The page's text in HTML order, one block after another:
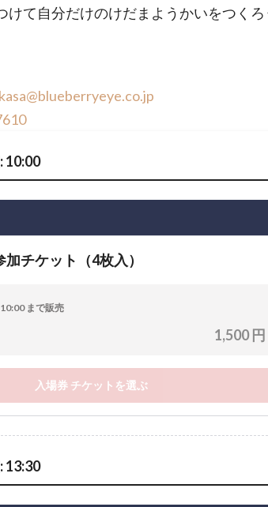
けて自分だけのけだまようかいをつく
10:00
チケット（4枚入）
まで販売
1,500 円
入場券 チケットを選ぶ
13:30